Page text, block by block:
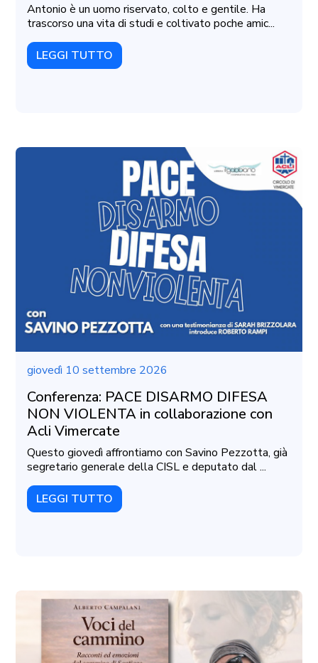
Antonio è un uomo riservato, colto e gentile. Ha
trascorso una vita di studi e coltivato poche amic...
LEGGI TUTTO
giovedì 10 settembre 2026
Conferenza: PACE DISARMO DIFESA
NON VIOLENTA in collaborazione con
Acli Vimercate
Questo giovedì affrontiamo con Savino Pezzotta, già
segretario generale della CISL e deputato dal ...
LEGGI TUTTO